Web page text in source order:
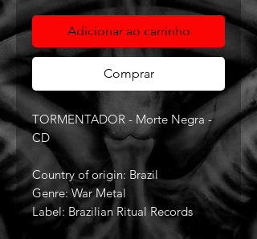
Adicionar ao carrinho
Comprar
TORMENTADOR - Morte Negra -
CD
Country of origin: Brazil
Genre: War Metal
Label: Brazilian Ritual Records